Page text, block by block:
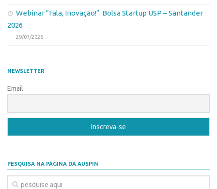
Propriedade Intelectual
Softwares
Cultivares
Buscar Anterioridade
Webinar “Fala, Inovação!”: Bolsa Startup USP – Santander
2026
29/07/2026
NEWSLETTER
Email
PESQUISA NA PÁGINA DA AUSPIN